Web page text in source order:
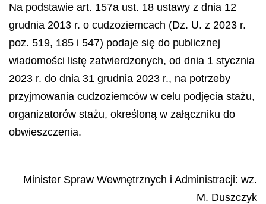
Na podstawie art. 157a ust. 18 ustawy z dnia 12
grudnia 2013 r. o cudzoziemcach (Dz. U. z 2023 r.
poz. 519, 185 i 547) podaje się do publicznej
wiadomości listę zatwierdzonych, od dnia 1 stycznia
2023 r. do dnia 31 grudnia 2023 r., na potrzeby
przyjmowania cudzoziemców w celu podjęcia stażu,
organizatorów stażu, określoną w załączniku do
obwieszczenia.
Minister Spraw Wewnętrznych i Administracji: wz.
M. Duszczyk